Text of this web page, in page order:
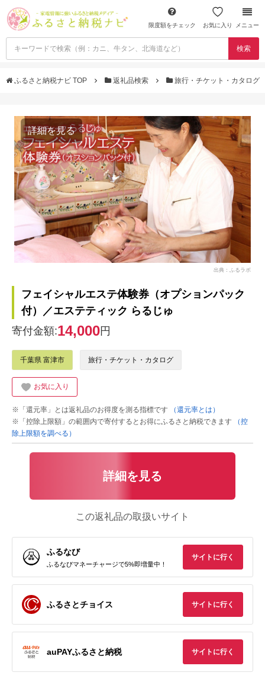
限度額をチェック お気に入り メニュー
検索
ふるさと納税ナビ TOP 返礼品検索 旅行・チケット・カタログ
詳細を見る
出典：ふるラボ
フェイシャルエステ体験券（オプションパック
付）／エステティック らるじゅ
寄付金額:14,000円
千葉県 富津市 旅行・チケット・カタログ
お気に入り
※「還元率」とは返礼品のお得度を測る指標です
（還元率とは）
※「控除上限額」の範囲内で寄付するとお得にふるさと納税できます
（控
除上限額を調べる）
詳細を見る
この返礼品の取扱いサイト
ふるなび
ふるなびマネーチャージで5%即増量中！
サイトに行く
ふるさとチョイス サイトに行く
auPAYふるさと納税 サイトに行く